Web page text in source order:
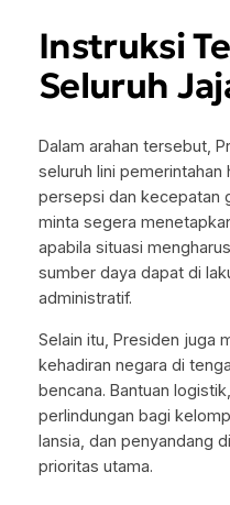
Instruksi
Seluruh
Dalam arahan tersebut,
seluruh lini pemerintahan
persepsi dan kecepatan
minta segera
apabila situasi
sumber daya dapat di
administratif.
Selain itu, Presiden juga
kehadiran negara di
bencana. Bantuan
perlindungan bagi
lansia, dan penyandang
prioritas utama.